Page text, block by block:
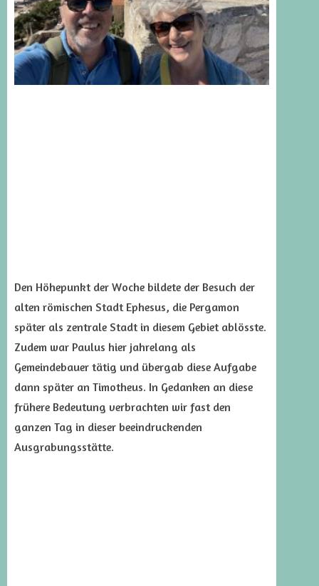
Den Höhepunkt der Woche bildete der Besuch der
alten römischen Stadt Ephesus, die Pergamon
später als zentrale Stadt in diesem Gebiet ablösste.
Zudem war Paulus hier jahrelang als
Gemeindebauer tätig und übergab diese Aufgabe
dann später an Timotheus. In Gedanken an diese
frühere Bedeutung verbrachten wir fast den
ganzen Tag in dieser beeindruckenden
Ausgrabungsstätte.